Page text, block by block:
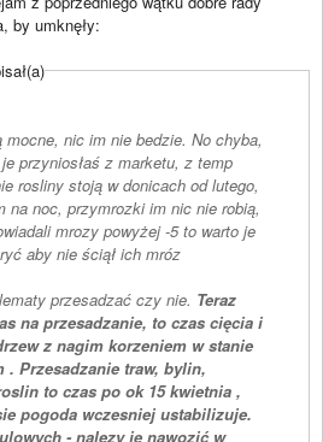
by umknęły:
mocne, nic im nie bedzie. No chyba,
przyniosłaś z marketu, z temp
rosliny stoją w donicach od lutego,
na noc, przymrozki im nic nie robią,
mrozy powyżej -5 to warto je
aby nie ściął ich mróz
przesadzać czy nie. Teraz
na przesadzanie, to czas cięcia i
z nagim korzeniem w stanie
. Przesadzanie traw, bylin,
to czas po ok 15 kwietnia ,
pogoda wczesniej ustabilizuje.
- nalezy je nawozić w